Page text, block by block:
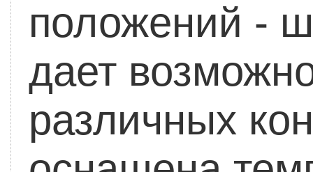
положений -
дает
различных